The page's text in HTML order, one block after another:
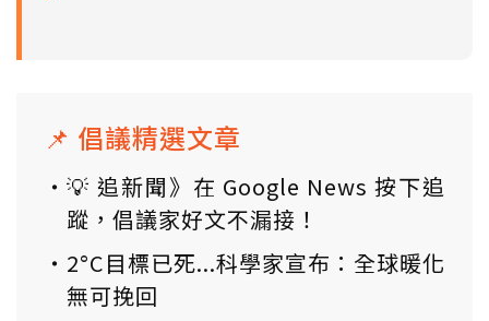
📌 倡議精選文章
💡 追新聞》在 Google News 按下追
蹤，倡議家好文不漏接！
2°C目標已死...科學家宣布：全球暖化
無可挽回